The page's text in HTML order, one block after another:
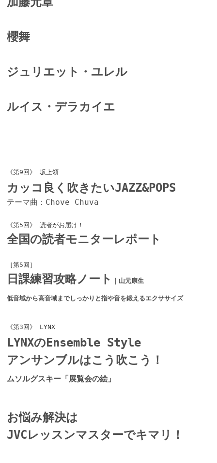
櫻舞
ジュリエット・ユレル
ルイス・デラカイエ
《第9回》 坂上領
カッコ良く吹きたいJAZZ&POPS
テーマ曲：Chove Chuva
《第5回》 読者がお届け！
全国の読者モニターレポート
［第5回］
日課練習攻略ノート ｜山元康生
低音域から高音域までしっかりと指や音を鍛えるエクササイズ
《第3回》 LYNX
LYNXのEnsemble Style
アンサンブルはこう吹こう！
ムソルグスキー「展覧会の絵」
お悩み解決は
JVCレッスンマスターでキマリ！